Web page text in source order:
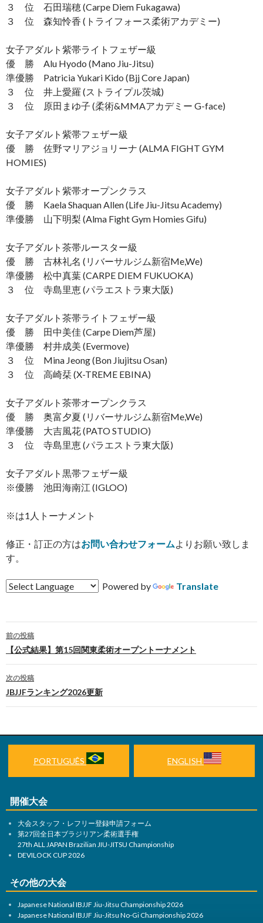
３ 位 石田瑞穂 (Carpe Diem Fukagawa)
３ 位 森知怜香 (トライフォース柔術アカデミー)
女子アダルト紫帯ライトフェザー級
優 勝 Alu Hyodo (Mano Jiu-Jitsu)
準優勝 Patricia Yukari Kido (Bjj Core Japan)
３ 位 井上愛羅 (ストライプル茨城)
３ 位 原田まゆ子 (柔術&MMAアカデミー G-face)
女子アダルト紫帯フェザー級
優 勝 佐野マリアジョリーナ (ALMA FIGHT GYM
HOMIES)
女子アダルト紫帯オープンクラス
優 勝 Kaela Shaquan Allen (Life Jiu-Jitsu Academy)
準優勝 山下明梨 (Alma Fight Gym Homies Gifu)
女子アダルト茶帯ルースター級
優 勝 古林礼名 (リバーサルジム新宿Me,We)
準優勝 松中真葉 (CARPE DIEM FUKUOKA)
３ 位 寺島里恵 (パラエストラ東大阪)
女子アダルト茶帯ライトフェザー級
優 勝 田中美佳 (Carpe Diem芦屋)
準優勝 村井成美 (Evermove)
３ 位 Mina Jeong (Bon Jiujitsu Osan)
３ 位 高崎栞 (X-TREME EBINA)
女子アダルト茶帯オープンクラス
優 勝 奥富夕夏 (リバーサルジム新宿Me,We)
準優勝 大吉風花 (PATO STUDIO)
３ 位 寺島里恵 (パラエストラ東大阪)
女子アダルト黒帯フェザー級
※優勝 池田海南江 (IGLOO)
※は1人トーナメント
修正・訂正の方はお問い合わせフォーム よりお願い致しま
す。
Powered by Translate
投
稿
ナ
ゲ
シ
ョ
ン
前の投稿
【公式結果】第15回関東柔術オープントーナメント
次の投稿
JBJJFランキング2026更新
PORTUGUÊS ENGLISH
開催大会
大会スタッフ・レフリー登録申請フォーム
第27回全日本ブラジリアン柔術選手権
27th ALL JAPAN Brazilian JIU-JITSU Championship
DEVILOCK CUP 2026
その他の大会
Japanese National IBJJF Jiu-Jitsu Championship 2026
Japanese National IBJJF Jiu-Jitsu No-Gi Championship 2026